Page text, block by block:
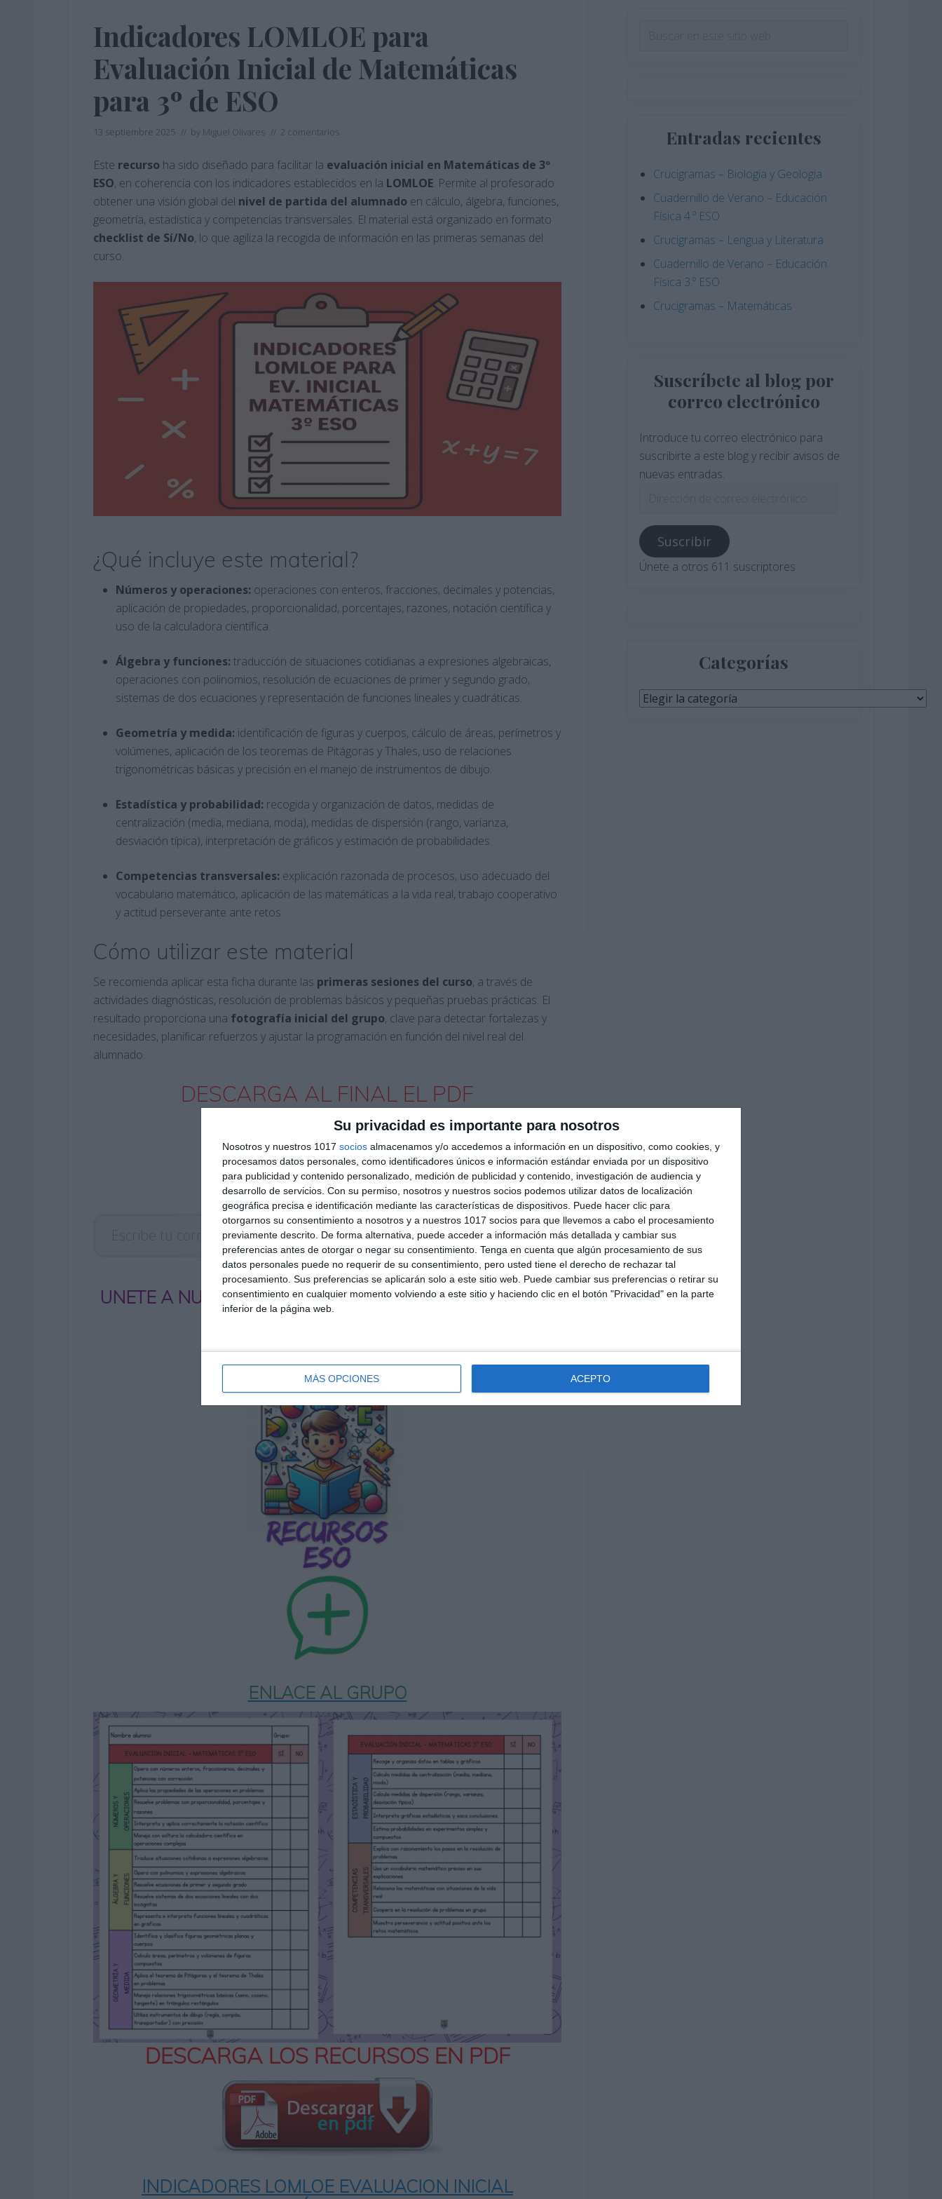
Su privacidad es importante para nosotros
Nosotros y nuestros 1017 socios almacenamos y/o accedemos a información en un dispositivo, como cookies, y
procesamos datos personales, como identificadores únicos e información estándar enviada por un dispositivo
para publicidad y contenido personalizado, medición de publicidad y contenido, investigación de audiencia y
desarrollo de servicios. Con su permiso, nosotros y nuestros socios podemos utilizar datos de localización
geográfica precisa e identificación mediante las características de dispositivos. Puede hacer clic para
otorgarnos su consentimiento a nosotros y a nuestros 1017 socios para que llevemos a cabo el procesamiento
previamente descrito. De forma alternativa, puede acceder a información más detallada y cambiar sus
preferencias antes de otorgar o negar su consentimiento. Tenga en cuenta que algún procesamiento de sus
datos personales puede no requerir de su consentimiento, pero usted tiene el derecho de rechazar tal
procesamiento. Sus preferencias se aplicarán solo a este sitio web. Puede cambiar sus preferencias o retirar su
consentimiento en cualquier momento volviendo a este sitio y haciendo clic en el botón "Privacidad" en la parte
inferior de la página web.
MÁS OPCIONES ACEPTO
Indicadores LOMLOE para
Evaluación Inicial de Matemáticas
para 3º de ESO
13 septiembre 2025 // by Miguel Olivares // 2 comentarios
Este recurso ha sido diseñado para facilitar la evaluación inicial en Matemáticas de 3º
ESO, en coherencia con los indicadores establecidos en la LOMLOE. Permite al profesorado
obtener una visión global del nivel de partida del alumnado en cálculo, álgebra, funciones,
geometría, estadística y competencias transversales. El material está organizado en formato
checklist de Sí/No, lo que agiliza la recogida de información en las primeras semanas del
curso.
¿Qué incluye este material?
Números y operaciones: operaciones con enteros, fracciones, decimales y potencias,
aplicación de propiedades, proporcionalidad, porcentajes, razones, notación científica y
uso de la calculadora científica.
Álgebra y funciones: traducción de situaciones cotidianas a expresiones algebraicas,
operaciones con polinomios, resolución de ecuaciones de primer y segundo grado,
sistemas de dos ecuaciones y representación de funciones lineales y cuadráticas.
Geometría y medida: identificación de figuras y cuerpos, cálculo de áreas, perímetros y
volúmenes, aplicación de los teoremas de Pitágoras y Thales, uso de relaciones
trigonométricas básicas y precisión en el manejo de instrumentos de dibujo.
Estadística y probabilidad: recogida y organización de datos, medidas de
centralización (media, mediana, moda), medidas de dispersión (rango, varianza,
desviación típica), interpretación de gráficos y estimación de probabilidades.
Competencias transversales: explicación razonada de procesos, uso adecuado del
vocabulario matemático, aplicación de las matemáticas a la vida real, trabajo cooperativo
y actitud perseverante ante retos.
Cómo utilizar este material
Se recomienda aplicar esta ficha durante las primeras sesiones del curso, a través de
actividades diagnósticas, resolución de problemas básicos y pequeñas pruebas prácticas. El
resultado proporciona una fotografía inicial del grupo, clave para detectar fortalezas y
necesidades, planificar refuerzos y ajustar la programación en función del nivel real del
alumnado.
DESCARGA AL FINAL EL PDF
Suscribirse
Únete a otros 553 suscriptores
UNETE A NUESTRO GRUPO EXCLUSIVO DE WHATSAPP
ENLACE AL GRUPO
DESCARGA LOS RECURSOS EN PDF
INDICADORES LOMLOE EVALUACION INICIAL
Entradas recientes
Crucigramas – Biologia y Geologia
Cuadernillo de Verano – Educación
Física 4.º ESO
Crucigramas – Lengua y Literatura
Cuadernillo de Verano – Educación
Física 3.º ESO
Crucigramas – Matemáticas
Suscríbete al blog por
correo electrónico
Introduce tu correo electrónico para
suscribirte a este blog y recibir avisos de
nuevas entradas.
correo
electrónico
Suscribir
Únete a otros 611 suscriptores
Categorías
Categorías